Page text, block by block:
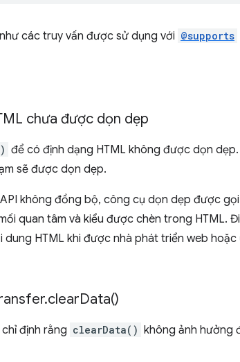
các truy vấn được sử dụng với @supports
chưa được dọn dẹp
để có định dạng HTML không được dọn
sẽ được dọn dẹp.
không đồng bộ, công cụ dọn dẹp được
quan tâm và kiểu được chèn trong HTML.
HTML khi được nhà phát triển web
.clearData()
định rằng clearData() không ảnh hưởng